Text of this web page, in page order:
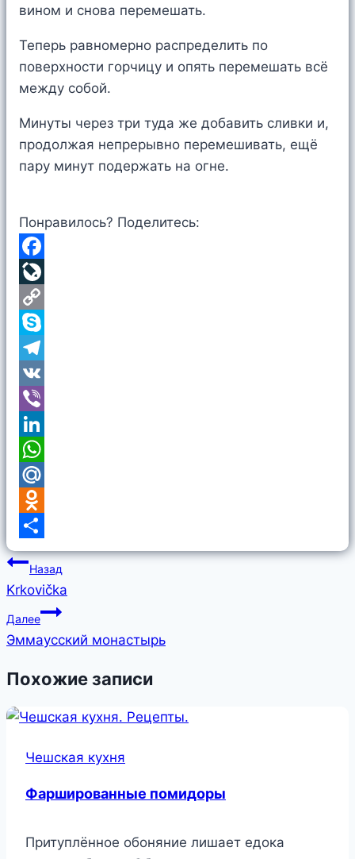
вином и снова перемешать.
Теперь равномерно распределить по
поверхности горчицу и опять перемешать всё
между собой.
Минуты через три туда же добавить сливки и,
продолжая непрерывно перемешивать, ещё
пару минут подержать на огне.
Понравилось? Поделитесь:
Facebook
LiveJournal
Copy
Link
Skype
Telegram
VK
Viber
LinkedIn
WhatsApp
Mail.Ru
Odnoklassniki
Отправить
Навигация
по
записям
Назад
Krkovička
Далее
Эммаусский монастырь
Похожие записи
Чешская кухня
Фаршированные помидоры
Притуплённое обоняние лишает едока